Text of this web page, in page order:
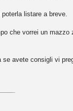
listare a breve.
che vorrei un
avete consigli vi